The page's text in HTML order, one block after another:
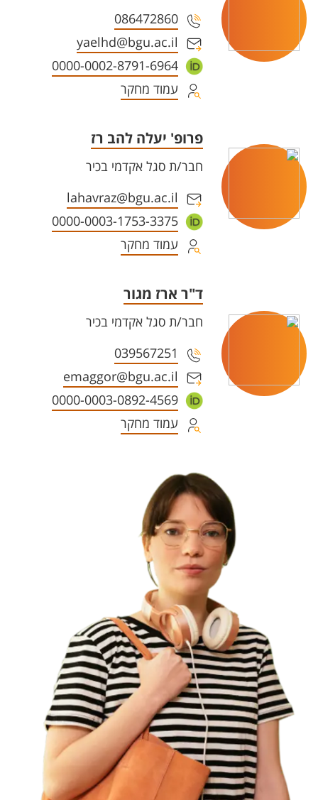
086472860
yaelhd@bgu.ac.il
0000-0002-8791-6964
עמוד מחקר
פרופ' יעלה להב רז
חבר/ת סגל אקדמי בכיר
lahavraz@bgu.ac.il
0000-0003-1753-3375
עמוד מחקר
ד"ר ארז מגור
חבר/ת סגל אקדמי בכיר
039567251
emaggor@bgu.ac.il
0000-0003-0892-4569
עמוד מחקר